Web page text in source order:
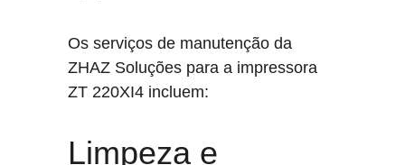
Os serviços de manutenção da
ZHAZ Soluções para a impressora
ZT 220XI4 incluem:
Limpeza e